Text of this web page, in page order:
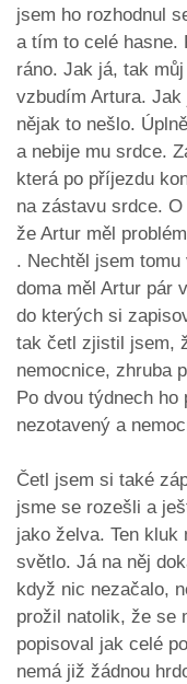
jsem ho rozhodnul
a tím to celé hasne.
ráno. Jak já, tak
vzbudím Artura.
nějak to nešlo.
a nebije mu srdce.
která po příjezdu
na zástavu srdce.
že Artur měl
. Nechtěl jsem
doma měl Artur pár
do kterých si
tak četl zjistil jsem,
nemocnice, zhruba
Po dvou týdnech
nezotavený a
Četl jsem si také
jsme se rozešli a
jako želva. Ten kluk
světlo. Já na něj
když nic nezačalo,
prožil natolik, že se
popisoval jak celé
nemá již žádnou